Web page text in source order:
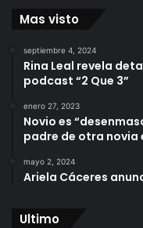
Mas visto
septiembre 4, 2024
Rina Leal revela
podcast “2 Que 3”
enero 27, 2023
Novio es
padre de otra novia
mayo 2, 2024
Ariela Cáceres
Ultimo